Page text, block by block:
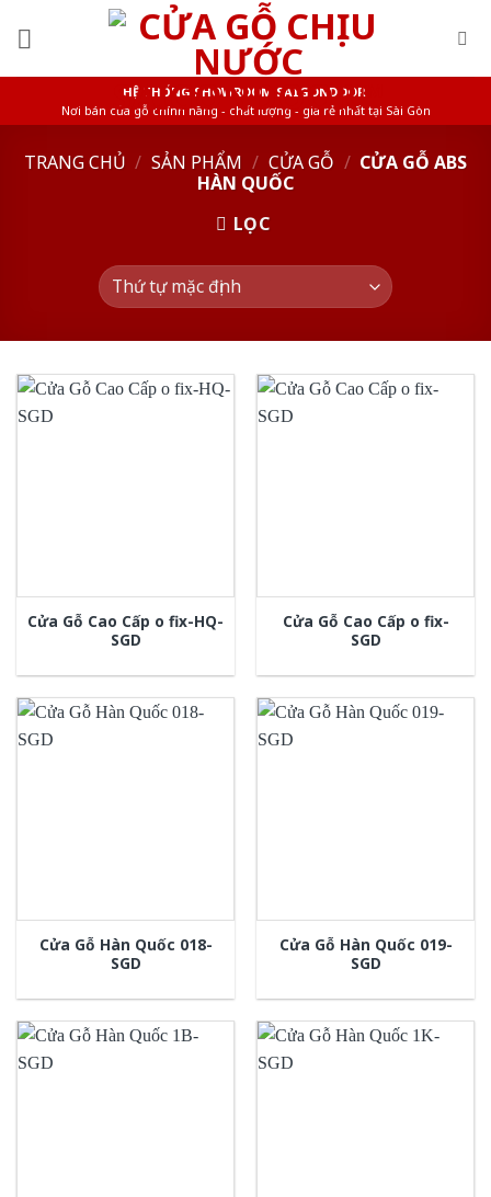
HỆ THỐNG SHOWROOM SAIGONDOOR
Nơi bán cửa gỗ chính hãng - chất lượng - giá rẻ nhất tại Sài Gòn
TRANG CHỦ / SẢN PHẨM / CỬA GỖ / CỬA GỖ ABS
HÀN QUỐC
LỌC
Cửa Gỗ Cao Cấp o fix-HQ-
SGD
Cửa Gỗ Cao Cấp o fix-
SGD
Cửa Gỗ Hàn Quốc 018-
SGD
Cửa Gỗ Hàn Quốc 019-
SGD